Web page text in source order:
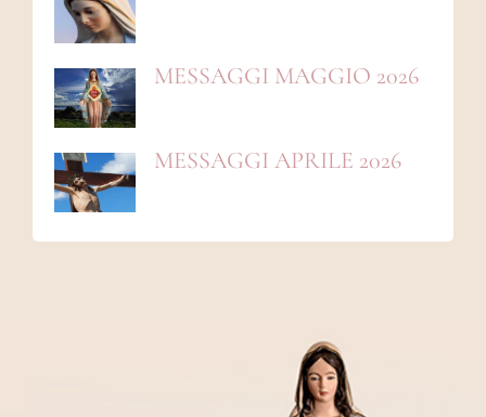
MESSAGGI MAGGIO 2026
MESSAGGI APRILE 2026